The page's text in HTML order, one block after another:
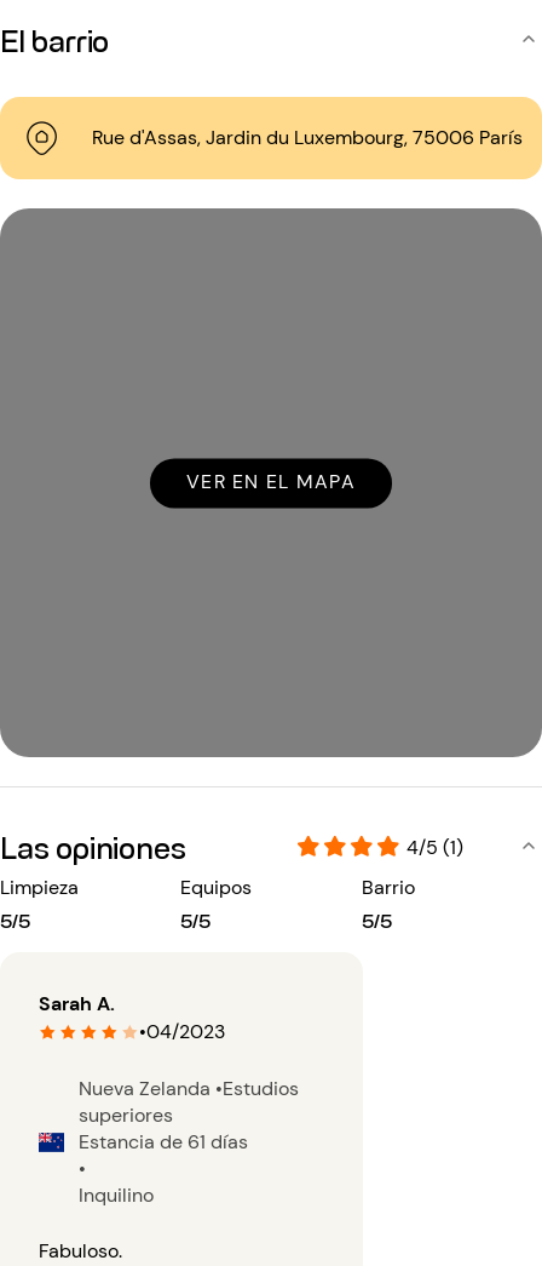
El barrio
Rue d'Assas, Jardin du Luxembourg, 75006 París
VER EN EL MAPA
Las opiniones
4/5 (1)
Limpieza
5/5
Equipos
5/5
Barrio
5/5
Sarah A.
•04/2023
Nueva Zelanda •Estudios
superiores
Estancia de 61 días
•
Inquilino
Fabuloso.